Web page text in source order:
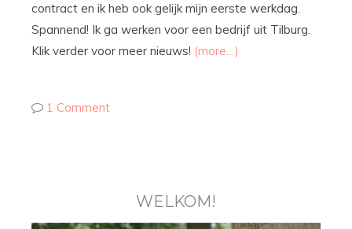
contract en ik heb ook gelijk mijn eerste werkdag.
Spannend! Ik ga werken voor een bedrijf uit Tilburg.
Klik verder voor meer nieuws! (more…)
1 Comment
WELKOM!